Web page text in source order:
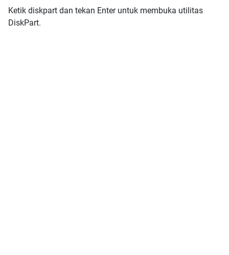
Ketik diskpart dan tekan Enter untuk membuka utilitas
DiskPart.